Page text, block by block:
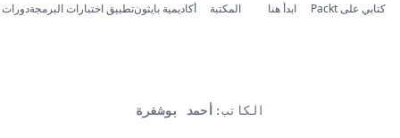
كتابي على Packt ابدأ هنا المكتبة أكاديمية بايثونتطبيق اختبارات البرمجةدورات
الكاتب: أحمد بوشفرة